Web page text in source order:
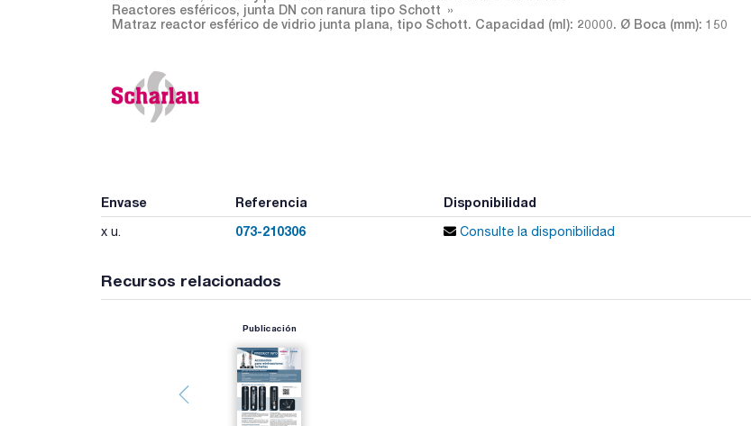
Reactores esféricos, junta DN con ranura tipo Schott
Matraz reactor esférico de vidrio junta plana, tipo Schott. Capacidad (ml): 20000. Ø Boca (mm): 150
Envase Referencia Disponibilidad
x u. 073-210306 Consulte la disponibilidad
Recursos relacionados
Publicación